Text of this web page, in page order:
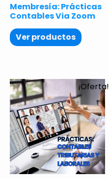
Membresía: Prácticas
Contables Via Zoom
Ver productos
¡Oferta!